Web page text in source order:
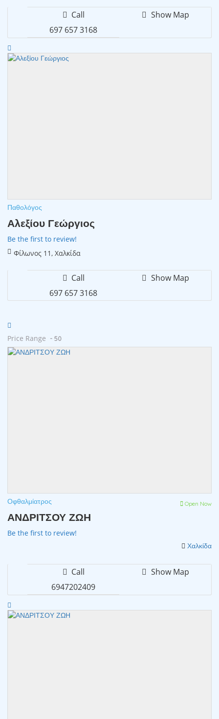
Call
697 657 3168
Show Map
Παθολόγος
Αλεξίου Γεώργιος
Be the first to review!
Φίλωνος 11, Χαλκίδα
Call
697 657 3168
Show Map
Price Range - 50
Οφθαλμίατρος Open Now
ΑΝΔΡΙΤΣΟΥ ΖΩΗ
Be the first to review!
Χαλκίδα
Call
6947202409
Show Map